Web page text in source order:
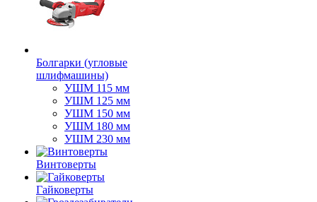
Болгарки (угловые
шлифмашины)
УШМ 115 мм
УШМ 125 мм
УШМ 150 мм
УШМ 180 мм
УШМ 230 мм
Винтоверты
Гайковерты